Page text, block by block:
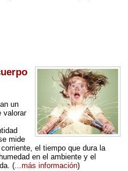
un
valorar
mide
el tiempo que dura la
en el ambiente y el
(...más información)